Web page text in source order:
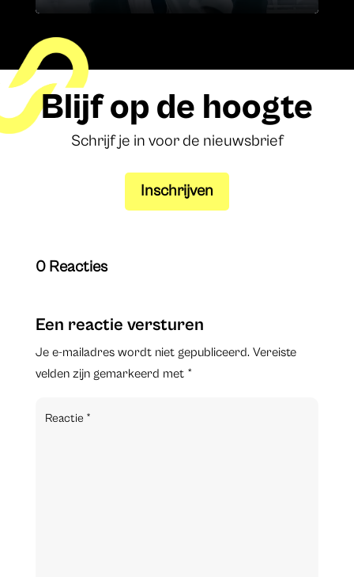
Blijf op de hoogte
Schrijf je in voor de nieuwsbrief
Inschrijven
0 Reacties
Een reactie versturen
Je e-mailadres wordt niet gepubliceerd. Vereiste
velden zijn gemarkeerd met *